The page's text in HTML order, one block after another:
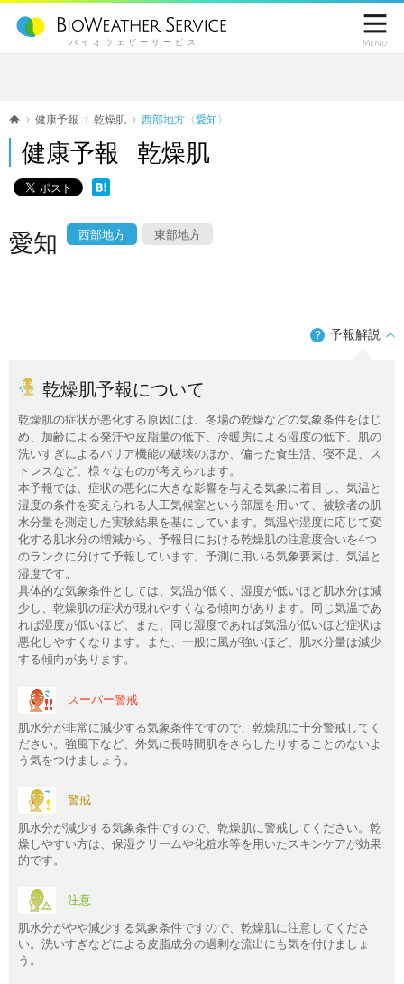
バイオウェザーサービス

Menu
健康予報 乾燥肌 西部地方〈愛知〉
健康予報 乾燥肌
愛知 西部地方 東部地方
？ 予報解説
乾燥肌予報について
乾燥肌の症状が悪化する原因には、冬場の乾燥などの気象条件をはじ
め、加齢による発汗や皮脂量の低下、冷暖房による湿度の低下、肌の
洗いすぎによるバリア機能の破壊のほか、偏った食生活、寝不足、ス
トレスなど、様々なものが考えられます。
本予報では、症状の悪化に大きな影響を与える気象に着目し、気温と
湿度の条件を変えられる人工気候室という部屋を用いて、被験者の肌
水分量を測定した実験結果を基にしています。気温や湿度に応じて変
化する肌水分の増減から、予報日における乾燥肌の注意度合いを4つ
のランクに分けて予報しています。予測に用いる気象要素は、気温と
湿度です。
具体的な気象条件としては、気温が低く、湿度が低いほど肌水分は減
少し、乾燥肌の症状が現れやすくなる傾向があります。同じ気温であ
れば湿度が低いほど、また、同じ湿度であれば気温が低いほど症状は
悪化しやすくなります。また、一般に風が強いほど、肌水分量は減少
する傾向があります。
スーパー警戒
肌水分が非常に減少する気象条件ですので、乾燥肌に十分警戒してく
ださい。強風下など、外気に長時間肌をさらしたりすることのないよ
う気をつけましょう。
警戒
肌水分が減少する気象条件ですので、乾燥肌に警戒してください。乾
燥しやすい方は、保湿クリームや化粧水等を用いたスキンケアが効果
的です。
注意
肌水分がやや減少する気象条件ですので、乾燥肌に注意してくださ
い。洗いすぎなどによる皮脂成分の過剰な流出にも気を付けましょ
う。